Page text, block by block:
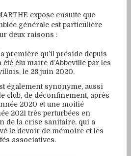
expose ensuite que
générale est particulière
deux raisons :
la première qu’il préside depuis
été élu maire d’Abbeville par les
le 28 juin 2020.
également synonyme, aussi
club, de déconfinement, après
2020 et une moitié
2021 très perturbées en
de la crise sanitaire, qui a
le devoir de mémoire et les
associatives.